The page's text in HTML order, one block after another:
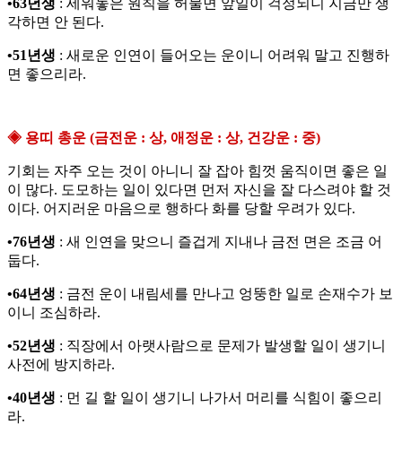
•63년생 : 세워놓은 원칙을 허물면 앞일이 걱정되니 지금만 생
각하면 안 된다.
•51년생 : 새로운 인연이 들어오는 운이니 어려워 말고 진행하
면 좋으리라.
◈ 용띠 총운 (금전운 : 상, 애정운 : 상, 건강운 : 중)
기회는 자주 오는 것이 아니니 잘 잡아 힘껏 움직이면 좋은 일
이 많다. 도모하는 일이 있다면 먼저 자신을 잘 다스려야 할 것
이다. 어지러운 마음으로 행하다 화를 당할 우려가 있다.
•76년생 : 새 인연을 맞으니 즐겁게 지내나 금전 면은 조금 어
둡다.
•64년생 : 금전 운이 내림세를 만나고 엉뚱한 일로 손재수가 보
이니 조심하라.
•52년생 : 직장에서 아랫사람으로 문제가 발생할 일이 생기니
사전에 방지하라.
•40년생 : 먼 길 할 일이 생기니 나가서 머리를 식힘이 좋으리
라.